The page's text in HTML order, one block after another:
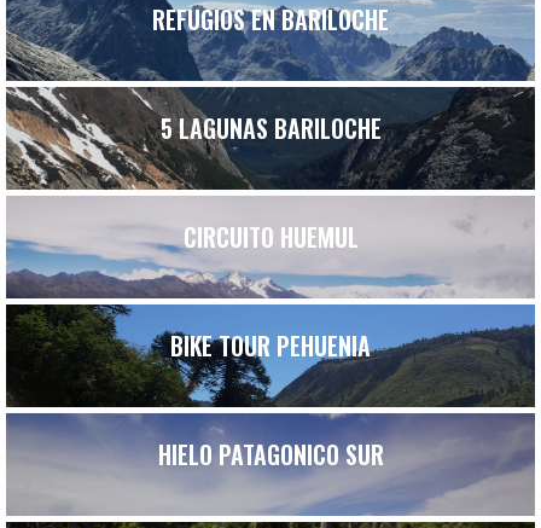
REFUGIOS EN BARILOCHE
5 LAGUNAS BARILOCHE
CIRCUITO HUEMUL
BIKE TOUR PEHUENIA
HIELO PATAGONICO SUR